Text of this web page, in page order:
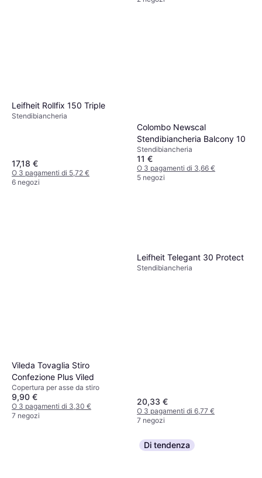
Leifheit Rollfix 150 Triple
Stendibiancheria
17,18 €
O 3 pagamenti di 5,72 €
6 negozi
Colombo Newscal
Stendibiancheria Balcony 10
Stendibiancheria
11 €
O 3 pagamenti di 3,66 €
5 negozi
Vileda Tovaglia Stiro
Confezione Plus Viled
Copertura per asse da stiro
9,90 €
O 3 pagamenti di 3,30 €
7 negozi
Leifheit Telegant 30 Protect
Stendibiancheria
20,33 €
O 3 pagamenti di 6,77 €
7 negozi
Di tendenza